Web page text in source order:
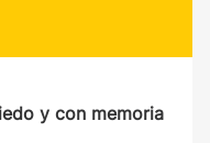
y con memoria